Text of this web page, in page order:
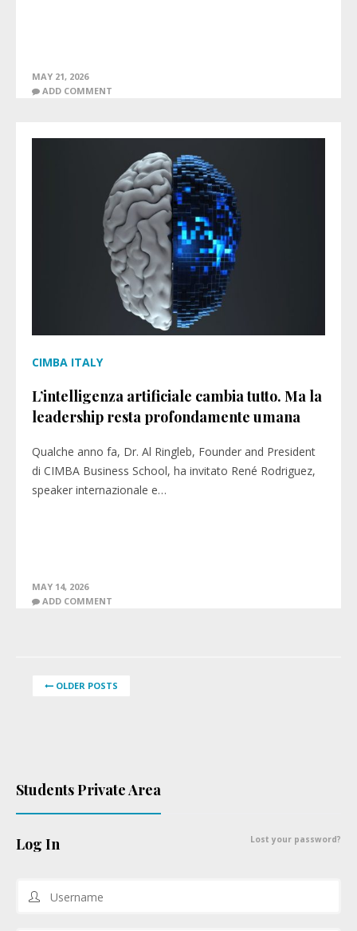
MAY 21, 2026
ADD COMMENT
CIMBA ITALY
L’intelligenza artificiale cambia tutto. Ma la
leadership resta profondamente umana
Qualche anno fa, Dr. Al Ringleb, Founder and President
di CIMBA Business School, ha invitato René Rodriguez,
speaker internazionale e…
MAY 14, 2026
ADD COMMENT
OLDER POSTS
Students Private Area
Log In Lost your password?